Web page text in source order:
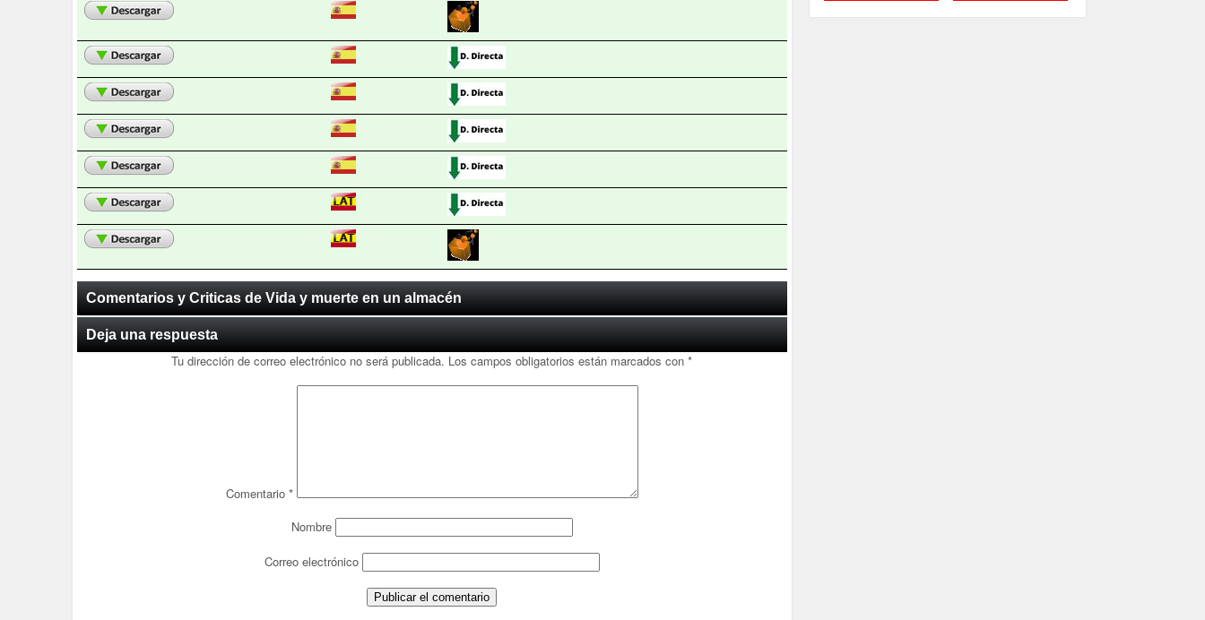
Comentarios y Criticas de Vida y muerte en un almacén
Deja una respuesta
Tu dirección de correo electrónico no será publicada. Los campos obligatorios están marcados con*
Comentario *
Nombre
Correo electrónico